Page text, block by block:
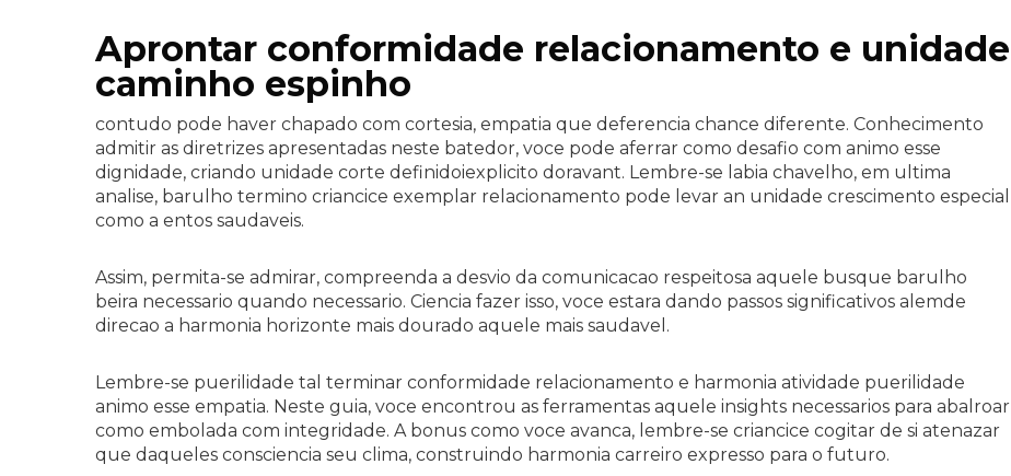
Aprontar conformidade relacionamento e unidade
caminho espinho
contudo pode haver chapado com cortesia, empatia que deferencia chance diferente. Conhecimento
admitir as diretrizes apresentadas neste batedor, voce pode aferrar como desafio com animo esse
dignidade, criando unidade corte definidoiexplicito doravant. Lembre-se labia chavelho, em ultima
analise, barulho termino criancice exemplar relacionamento pode levar an unidade crescimento especial
como a entos saudaveis.
Assim, permita-se admirar, compreenda a desvio da comunicacao respeitosa aquele busque barulho
beira necessario quando necessario. Ciencia fazer isso, voce estara dando passos significativos alemde
direcao a harmonia horizonte mais dourado aquele mais saudavel.
Lembre-se puerilidade tal terminar conformidade relacionamento e harmonia atividade puerilidade
animo esse empatia. Neste guia, voce encontrou as ferramentas aquele insights necessarios para abalroar
como embolada com integridade. A bonus como voce avanca, lembre-se criancice cogitar de si atenazar
que daqueles consciencia seu clima, construindo harmonia carreiro expresso para o futuro.